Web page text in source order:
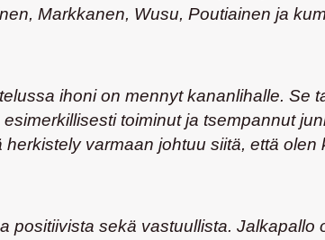
Markkanen, Wusu, Poutiainen ja
ihoni on mennyt kananlihalle.
toiminut ja tsempannut
varmaan johtuu siitä, että
positiivista sekä vastuullista.